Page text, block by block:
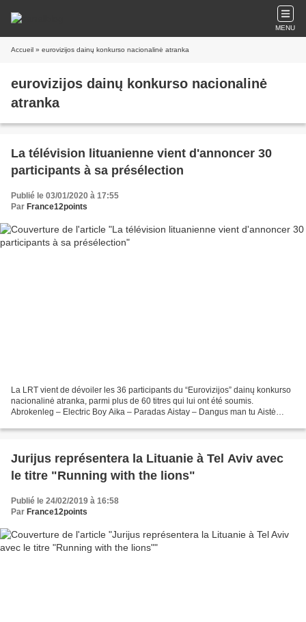
MENU
Accueil » eurovizijos dainų konkurso nacionalinė atranka
eurovizijos dainų konkurso nacionalinė
atranka
La télévision lituanienne vient d'annoncer 30
participants à sa présélection
Publié le 03/01/2020 à 17:55
Par France12points
La LRT vient de dévoiler les 36 participants du “Eurovizijos” dainų konkurso
nacionalinė atranka, parmi plus de 60 titres qui lui ont été soumis.
Abrokenleg – Electric Boy Aika – Paradas Aistay – Dangus man tu Aistė
Jurijus représentera la Lituanie à Tel Aviv avec
le titre "Running with the lions"
Publié le 24/02/2019 à 16:58
Par France12points